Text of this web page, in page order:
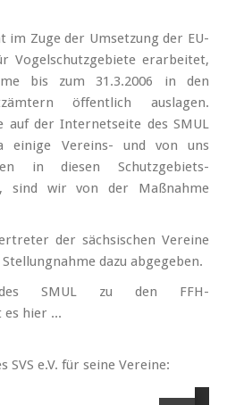
im Zuge der Umsetzung der EU-
Vogelschutzgebiete erarbeitet,
bis zum 31.3.2006 in den
öffentlich auslagen.
auf der Internetseite des SMUL
einige Vereins- und von uns
in diesen Schutzgebiets-
sind wir von der Maßnahme
der sächsischen Vereine
dazu abgegeben.
SMUL zu den FFH-
hier ...
SVS e.V. für seine Vereine: